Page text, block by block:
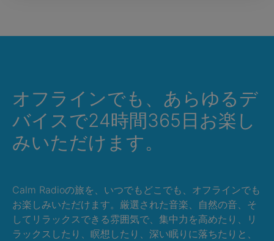
オフラインでも、あらゆるデ
バイスで24時間365日お楽し
みいただけます。
Calm Radioの旅を、いつでもどこでも、オフラインでも
お楽しみいただけます。厳選された音楽、自然の音、そ
してリラックスできる雰囲気で、集中力を高めたり、リ
ラックスしたり、瞑想したり、深い眠りに落ちたりと、